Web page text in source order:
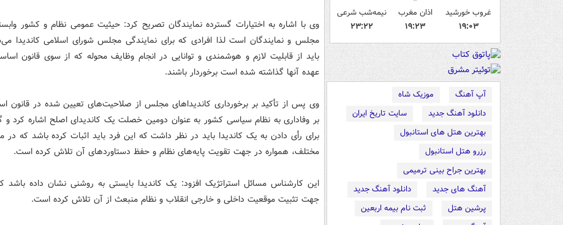
غروب خورشید
۱۹:۰۳
اذان مغرب
۱۹:۲۳
نیمه‌شب شرعی
۲۳:۲۲
آپ آهنگ
موزیک شاه
دانلود آهنگ جدید
سایت تاریخ ایران
بهترین هتل های استانبول
رزرو هتل استانبول
بهترین جراح بینی ترمیمی
آهنگ های جدید
دانلود آهنگ جدید
پرشین هتل
ثبت نام بیمه اربعین
وی با اشاره به اختیارات گسترده نمایندگان تصریح کرد: حیثیت عمومی نظام و کشور
مجلس و نمایندگان است لذا افرادی که برای نمایندگی مجلس شورای اسلامی کاندیدا
باید از قابلیت لازم و هوشمندی و توانایی در انجام وظایف محوله که از سوی قانون
عهده آنها گذاشته شده است برخوردار باشند.
وی پس از تأکید بر برخورداری کاندیداهای مجلس از صلاحیت‌های تعیین شده در قانون
بر وفاداری به نظام سیاسی کشور به عنوان دومین خصلت یک کاندیدای اصلح اشاره کرد
برای رأی دادن به یک کاندیدا باید در نظر داشت که این فرد باید اثبات کرده باشد که در
مختلف،‌ همواره در جهت تقویت پایه‌های نظام و حفظ دستاوردهای آن تلاش کرده است.
این کارشناس مسائل استراتژیک افزود: یک کاندیدا بایستی به روشنی نشان داده باشد
جهت تثبیت موقعیت داخلی و خارجی انقلاب و نظام منبعث از آن تلاش کرده است.